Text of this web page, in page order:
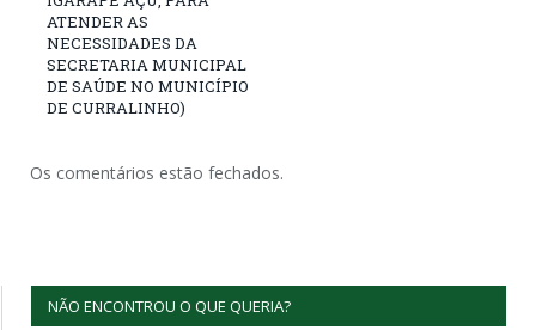
ATENDER AS
NECESSIDADES DA
SECRETARIA MUNICIPAL
DE SAÚDE NO MUNICÍPIO
DE CURRALINHO)
Os comentários estão fechados.
NÃO ENCONTROU O QUE QUERIA?